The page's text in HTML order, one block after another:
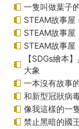
一隻叫做葉子
STEAM故事屋
STEAM故事屋
STEAM故事屋
【SDGs繪本
大象
一本沒有故事
和新型冠狀病
像我這樣的一
禁止黑暗的國